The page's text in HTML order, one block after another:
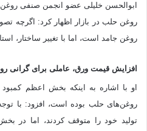
ابوالحسن خلیلی عضو انجمن صنفی روغن
روغن حلب در بازار اظهار کرد: اگرچه
روغن جامد است، اما با تغییر ساختار،
افزایش قیمت ورق، عاملی برای گرانی
او با اشاره به اینکه بخش اعظم
روغن‌های حلب بوده است، افزود: با
تولید خود را متوقف کردند، اما در بخش